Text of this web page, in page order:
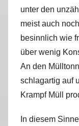
unter den
meist auch
besinnlich wie
über wenig
An den
schlagartig auf
Krampf Müll
In diesem